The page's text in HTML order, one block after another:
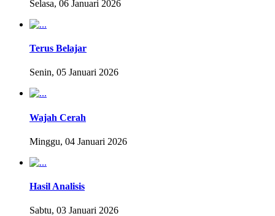
Selasa, 06 Januari 2026
Terus Belajar
Senin, 05 Januari 2026
Wajah Cerah
Minggu, 04 Januari 2026
Hasil Analisis
Sabtu, 03 Januari 2026